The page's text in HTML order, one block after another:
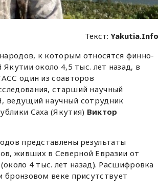
Текст:Yakutia.Info
к которым относятся финно-
около 4,5 тыс. лет назад, в
один из соавторов
старший научный
ведущий научный сотрудник
Саха (Якутия) Виктор
представлены результаты
живших в Северной Евразии от
4 тыс. лет назад). Расшифровка
веке присутствует